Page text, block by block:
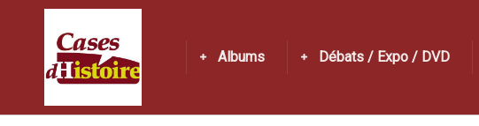
Albums Débats / Expo / DVD